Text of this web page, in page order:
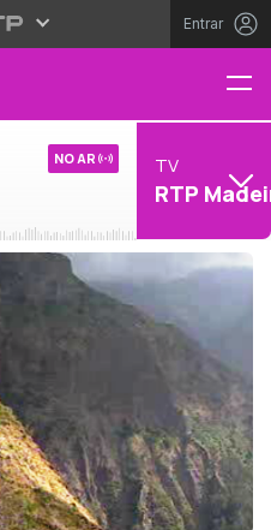
Entrar
NO AR TV
RTP